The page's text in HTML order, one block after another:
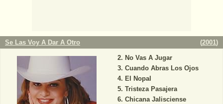
Se Las Voy A Dar A Otro (2001)
No Vas A Jugar
Cuando Abras Los Ojos
El Nopal
Tristeza Pasajera
Chicana Jalisciense